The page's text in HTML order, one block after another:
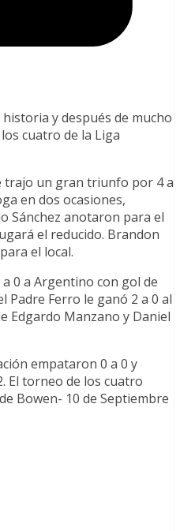
y después de mucho
cuatro de la Liga
trajo un gran triunfo por 4 a
en dos ocasiones,
Sánchez anotaron para el
el reducido. Brandon
el local.
0 a Argentino con gol de
Padre Ferro le ganó 2 a 0 al
Edgardo Manzano y Daniel
empataron 0 a 0 y
El torneo de los cuatro
Bowen- 10 de Septiembre